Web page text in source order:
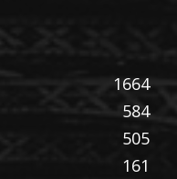
1664
584
505
161